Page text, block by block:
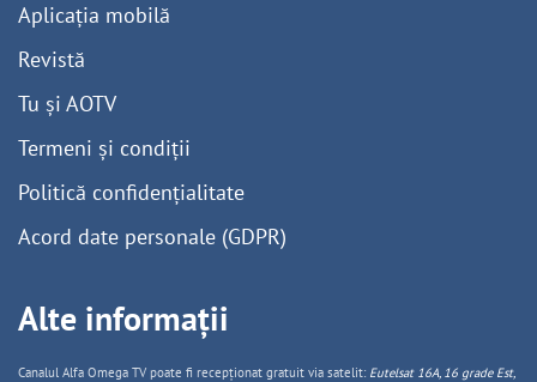
Aplicația mobilă
Revistă
Tu și AOTV
Termeni și condiții
Politică confidențialitate
Acord date personale (GDPR)
Alte informații
Canalul Alfa Omega TV poate fi recepționat gratuit via satelit: Eutelsat 16A, 16 grade Est,